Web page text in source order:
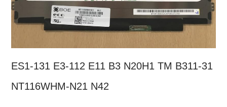
ES1-131 E3-112 E11 B3 N20H1 TM B311-31
NT116WHM-N21 N42